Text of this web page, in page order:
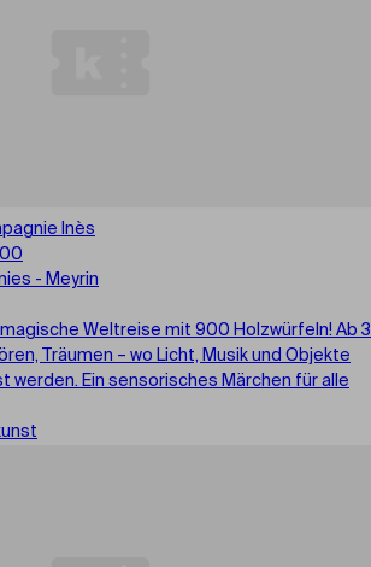
Inès
- Meyrin
Weltreise mit 900 Holzwürfeln! Ab 3
Träumen – wo Licht, Musik und Objekte
werden. Ein sensorisches Märchen für alle